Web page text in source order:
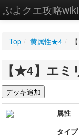
ぷよクエ攻略wiki
WIKI
設定
Top / 黄属性★4 /
【★4】エミ
属性
タイプ